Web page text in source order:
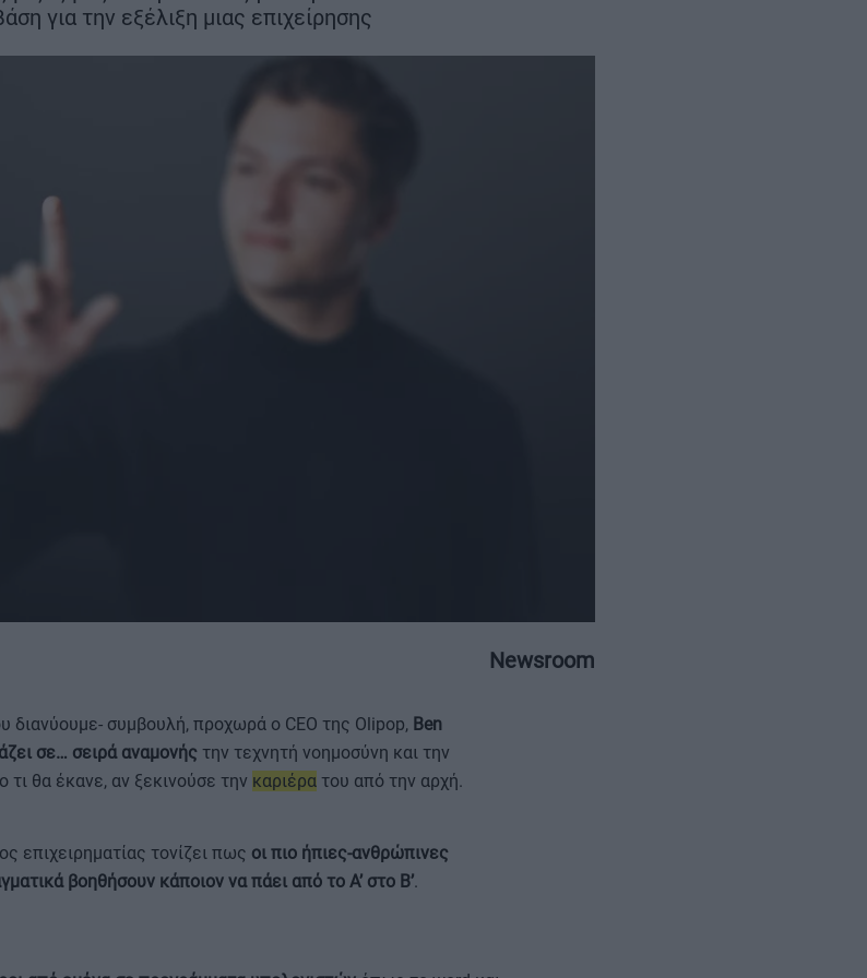
Βαμβακουργίας Βόλου
ΕΠΙΚΟΙΝΩΝΙΑ ΤΑΥΤΟΤΗΤΑ
για την εξέλιξη μιας επιχείρησης
Newsroom
διανύουμε- συμβουλή, προχωρά ο CEO της Olipop, Ben
σε… σειρά αναμονήςτην τεχνητή νοημοσύνη και την
θα έκανε, αν ξεκινούσε την καριέρατου από την αρχή.
επιχειρηματίας τονίζει πως οι πιο ήπιες-ανθρώπινες
βοηθήσουν κάποιον να πάει από το Α’ στο Β’.